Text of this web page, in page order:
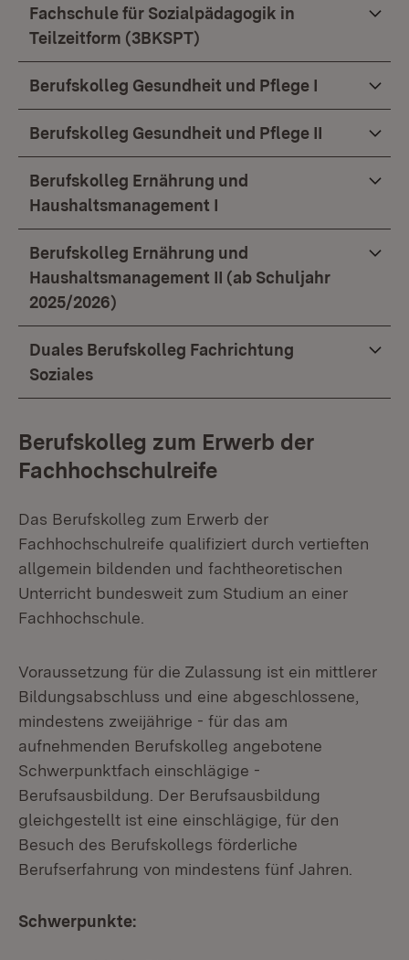
Fachschule für Sozialpädagogik in
Teilzeitform (3BKSPT)
Berufskolleg Gesundheit und Pflege I
Berufskolleg Gesundheit und Pflege II
Berufskolleg Ernährung und
Haushaltsmanagement I
Berufskolleg Ernährung und
Haushaltsmanagement II (ab Schuljahr
2025/2026)
Duales Berufskolleg Fachrichtung
Soziales
Berufskolleg zum Erwerb der
Fachhochschulreife
Das Berufskolleg zum Erwerb der
Fachhochschulreife qualifiziert durch vertieften
allgemein bildenden und fachtheoretischen
Unterricht bundesweit zum Studium an einer
Fachhochschule.
Voraussetzung für die Zulassung ist ein mittlerer
Bildungsabschluss und eine abgeschlossene,
mindestens zweijährige - für das am
aufnehmenden Berufskolleg angebotene
Schwerpunktfach einschlägige -
Berufsausbildung. Der Berufsausbildung
gleichgestellt ist eine einschlägige, für den
Besuch des Berufskollegs förderliche
Berufserfahrung von mindestens fünf Jahren.
Schwerpunkte: